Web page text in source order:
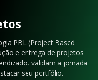
PBL (Project Based
e entrega de projetos
validam a jornada
seu portfólio.